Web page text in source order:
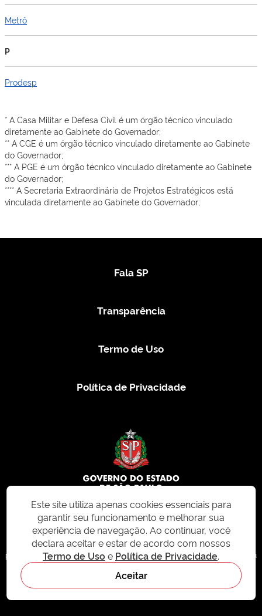
Metrô
P
Prodesp
* A Casa Militar e Defesa Civil é um órgão técnico vinculado
diretamente ao Gabinete do Governador;
** A CGE é um órgão técnico vinculado diretamente ao Gabinete
do Governador;
*** A PGE é um órgão técnico vinculado diretamente ao Gabinete
do Governador;
**** A Secretaria Extraordinária de Projetos Estratégicos está
vinculada diretamente ao Gabinete do Governador;
Fala SP
Transparência
Termo de Uso
Política de Privacidade
© 2026 CMS.SP.GOV.BR. Todos os direitos reservados.
Este site e todo o seu conteúdo, incluindo textos, imagens e design, são
protegidos por direitos autorais e não podem ser reproduzidos, distribuídos ou
modificados sem permissão expressa. Para mais informações ou para
solicitações de uso, acesse nosso site
Este site utiliza apenas cookies essenciais para
garantir seu funcionamento e melhorar sua
experiência de navegação. Ao continuar, você
declara aceitar e estar de acordo com nossos
Termo de Uso e Política de Privacidade.
Aceitar